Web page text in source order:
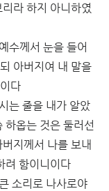
라 하지 아니하였
수께서 눈을 들어
아버지여 내 말을
다
는 줄을 내가 알았
하옵는 것은 둘러선
지께서 나를 보내
려 함이니이다
소리로 나사로야